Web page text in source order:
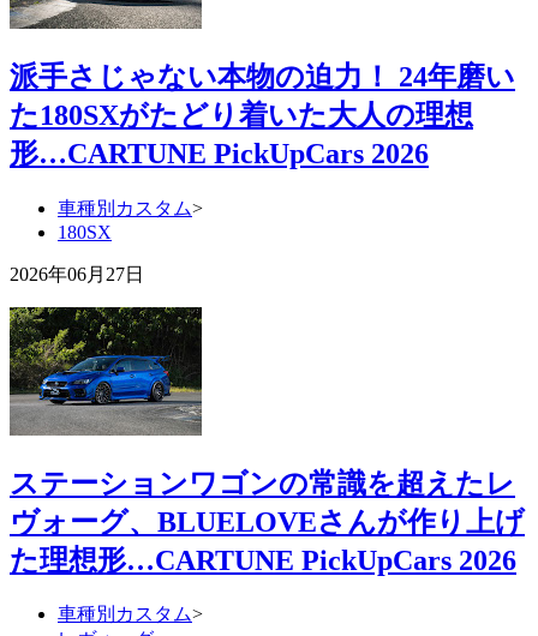
派手さじゃない本物の迫力！ 24年磨い
た180SXがたどり着いた大人の理想
形…CARTUNE PickUpCars 2026
車種別カスタム>
180SX
2026年06月27日
ステーションワゴンの常識を超えたレ
ヴォーグ、BLUELOVEさんが作り上げ
た理想形…CARTUNE PickUpCars 2026
車種別カスタム>